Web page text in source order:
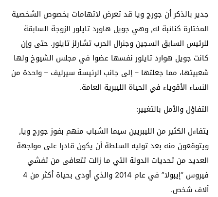
جدير بالذكر أن جورج ويا قد تعرض لاتهامات بخصوص الشخصية
المختارة كنائبة له, وهي جويل هاورد تايلور الزوجة السابقة
للرئيس السابق السجين وجنرال الحرب تشارلز تايلور. حتى وإن
كانت جويل هوارد تايلور نفسها عضوا في مجلس الشيوخ ولها
شعبيتها، مما جعلتها – إلى جانب الرئيسة سيرليف – واحدة من
النساء الأقوياء في الحياة الليبرية العامة.
التفاؤل والأمل بالتغيير:
يتفاءل الكثير من الليبريين سيما الشباب منهم بفوز جورج ويا,
ويتوقعون منه بعد توليه السلطة أن يكون قادرا على مواجهة
العديد من تحديات الدولة التي ما زالت تتعافى من تفشي
فيروس “إيبولا” في عام 2014 والذي أودى بحياة أكثر من 4
آلاف شخص.